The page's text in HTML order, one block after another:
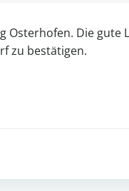
Osterhofen. Die gute
zu bestätigen.